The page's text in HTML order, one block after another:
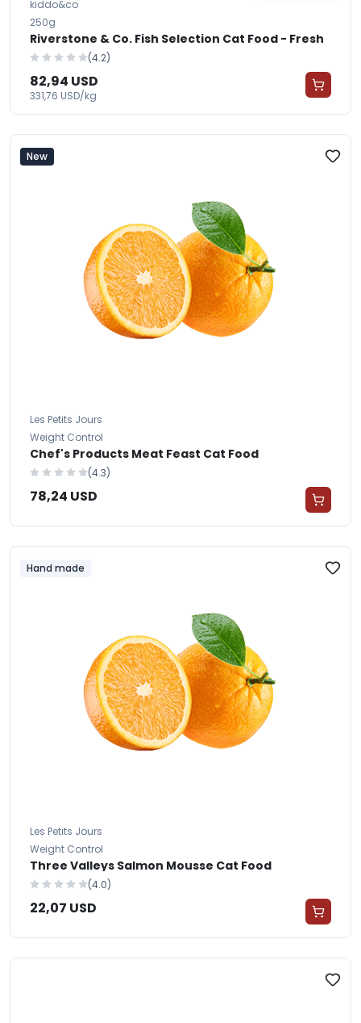
kiddo&co
250g
Riverstone & Co. Fish Selection Cat Food - Fresh
(4.2)
82,94 USD
331,76 USD/kg
New
Les Petits Jours
Weight Control
Chef's Products Meat Feast Cat Food
(4.3)
78,24 USD
Hand made
Les Petits Jours
Weight Control
Three Valleys Salmon Mousse Cat Food
(4.0)
22,07 USD